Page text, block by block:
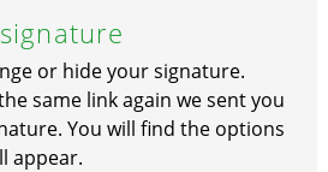
or hide your signature.
same link again we sent you
You will find the options
appear.